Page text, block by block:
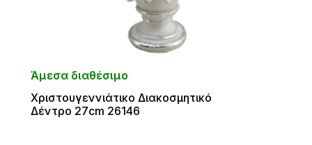
Άμεσα διαθέσιμο
Χριστουγεννιάτικο Διακοσμητικό
Δέντρο 27cm 26146